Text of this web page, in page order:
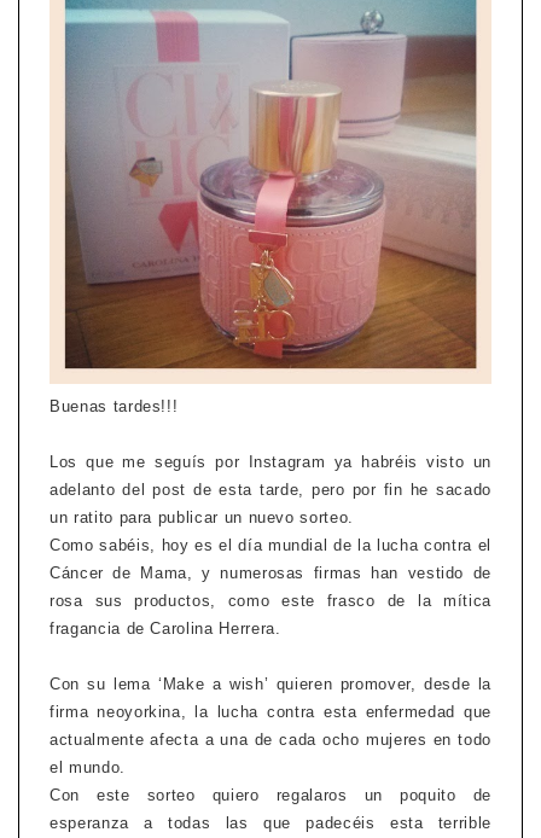
Buenas tardes!!!
Los que me seguís por Instagram ya habréis visto un
adelanto del post de esta tarde, pero por fin he sacado
un ratito para publicar un nuevo sorteo.
Como sabéis, hoy es el día mundial de la lucha contra el
Cáncer de Mama, y numerosas firmas han vestido de
rosa sus productos, como este frasco de la mítica
fragancia de Carolina Herrera.
Con su lema ‘Make a wish’ quieren promover, desde la
firma neoyorkina, la lucha contra esta enfermedad que
actualmente afecta a una de cada ocho mujeres en todo
el mundo.
Con este sorteo quiero regalaros un poquito de
esperanza a todas las que padecéis esta terrible